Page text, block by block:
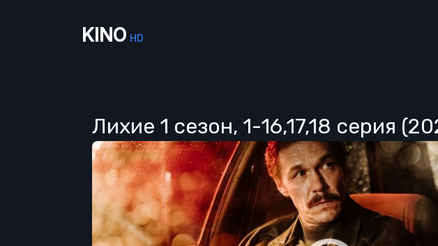
KINO HD
Лихие 1 сезон, 1-16,17,18 серия